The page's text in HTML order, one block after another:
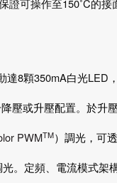
證可操作至150˚C的接
達8顆350mA白光LED
壓或升壓配置。於升
PWMTM）調光，可
。定頻、電流模式架